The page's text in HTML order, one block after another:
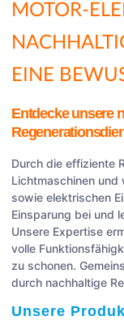
MOTOR-
EINE
Entdecke unsere
Durch die effiziente
Lichtmaschinen und
sowie elektrischen
Einsparung bei und
Unsere Expertise
volle
zu schonen.
durch nachhaltige
Unsere